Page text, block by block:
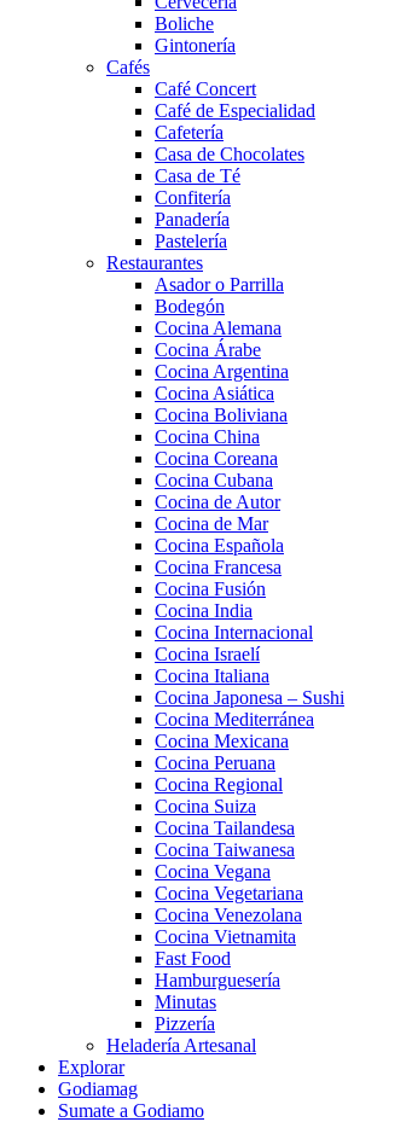
Boliche
Gintonería
Cafés
Café Concert
Café de Especialidad
Cafetería
Casa de Chocolates
Casa de Té
Confitería
Panadería
Pastelería
Restaurantes
Asador o Parrilla
Bodegón
Cocina Alemana
Cocina Árabe
Cocina Argentina
Cocina Asiática
Cocina Boliviana
Cocina China
Cocina Coreana
Cocina Cubana
Cocina de Autor
Cocina de Mar
Cocina Española
Cocina Francesa
Cocina Fusión
Cocina India
Cocina Internacional
Cocina Israelí
Cocina Italiana
Cocina Japonesa – Sushi
Cocina Mediterránea
Cocina Mexicana
Cocina Peruana
Cocina Regional
Cocina Suiza
Cocina Tailandesa
Cocina Taiwanesa
Cocina Vegana
Cocina Vegetariana
Cocina Venezolana
Cocina Vietnamita
Fast Food
Hamburguesería
Minutas
Pizzería
Heladería Artesanal
Explorar
Godiamag
Sumate a Godiamo